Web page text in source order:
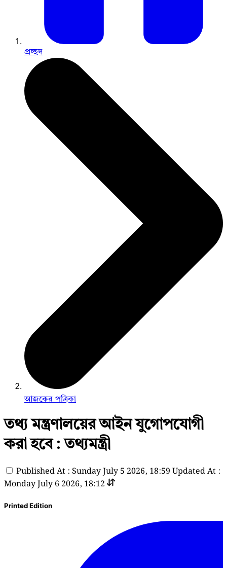
প্রচ্ছদ
আজকের পত্রিকা
তথ্য মন্ত্রণালয়ের আইন যুগোপযোগী
করা হবে : তথ্যমন্ত্রী
Published At : Sunday July 5 2026, 18:59 Updated At :
Monday July 6 2026, 18:12
Printed Edition